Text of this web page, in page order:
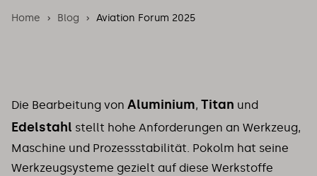
Home Blog Aviation Forum 2025
Die Bearbeitung von Aluminium, Titan und
Edelstahl stellt hohe Anforderungen an Werkzeug,
Maschine und Prozessstabilität. Pokolm hat seine
Werkzeugsysteme gezielt auf diese Werkstoffe